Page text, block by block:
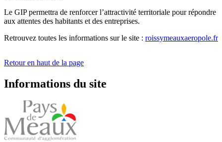
Le GIP permettra de renforcer l’attractivité territoriale pour répondre
aux attentes des habitants et des entreprises.
Retrouvez toutes les informations sur le site : roissymeauxaeropole.fr
Retour en haut de la page
Informations du site